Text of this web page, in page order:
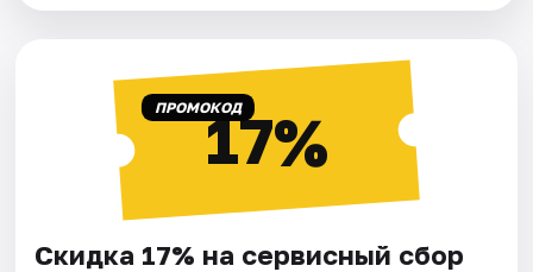
ПРОМОКОД17%
Скидка 17% на сервисный сбор